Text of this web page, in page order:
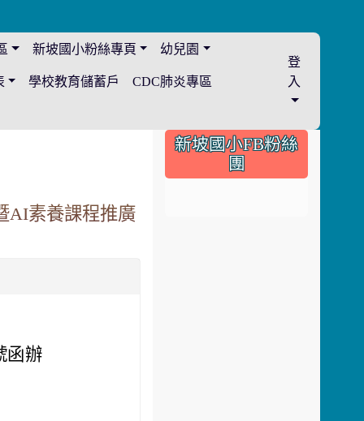
新坡國小粉絲專頁 幼兒園
學校教育儲蓄戶 CDC肺炎專區
登
入
AI素養課程推廣
函辦
:::
新坡國小FB粉絲
團